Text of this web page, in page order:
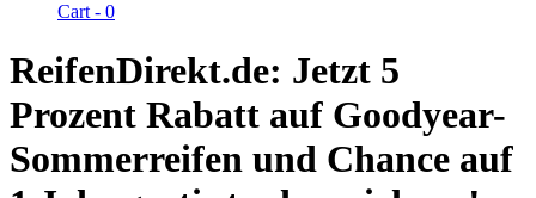
Cart - 0
ReifenDirekt.de: Jetzt 5
Prozent Rabatt auf Goodyear-
Sommerreifen und Chance auf